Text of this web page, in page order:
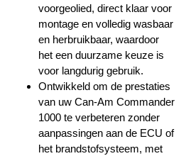
voorgeolied, direct klaar voor
montage en volledig wasbaar
en herbruikbaar, waardoor
het een duurzame keuze is
voor langdurig gebruik.
Ontwikkeld om de prestaties
van uw Can-Am Commander
1000 te verbeteren zonder
aanpassingen aan de ECU of
het brandstofsysteem, met